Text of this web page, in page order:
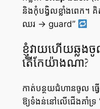
និងកុំបង្វិលខ្លាំងពេក។
ឈរ → guard”
ខ្ញុំវាយហើយឆ្លង
តើកែយ៉ាងណា?
កាត់បន្ថយជំហានចូល ធ្
ឱ្យទំងន់នៅលើជើងគាំទ្រ